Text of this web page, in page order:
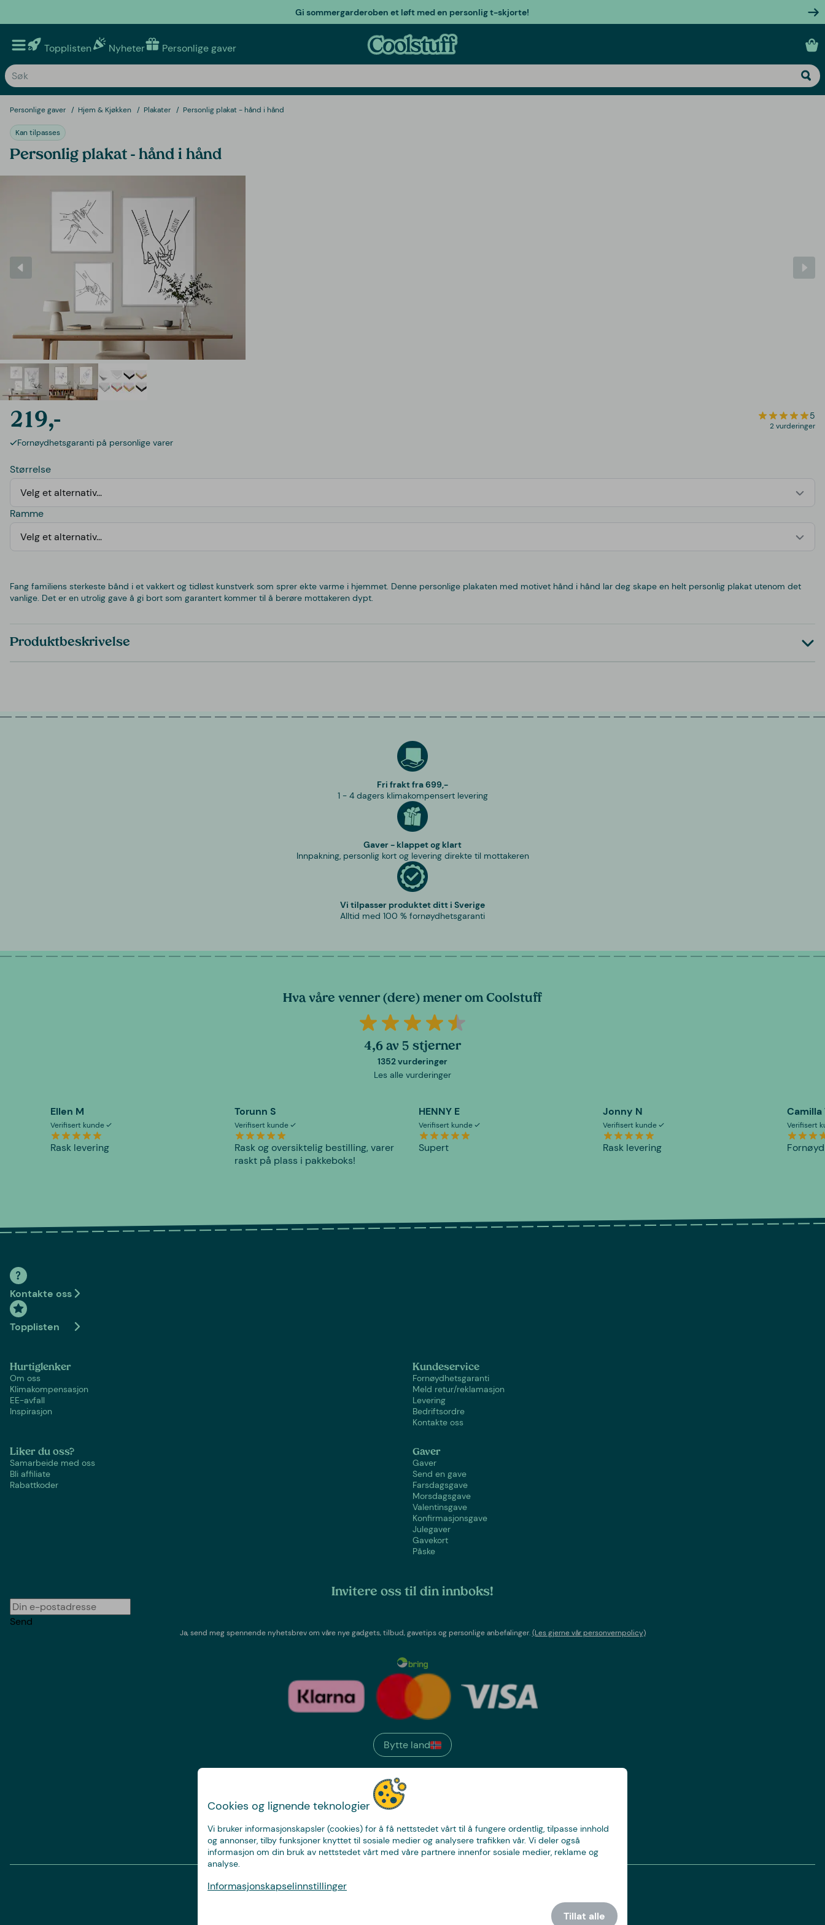
Cookies og lignende teknologier
Vi bruker informasjonskapsler (cookies) for å få nettstedet vårt til å fungere ordentlig, tilpasse innhold
og annonser, tilby funksjoner knyttet til sosiale medier og analysere trafikken vår. Vi deler også
informasjon om din bruk av nettstedet vårt med våre partnere innenfor sosiale medier, reklame og
analyse.
Informasjonskapselinnstillinger
Tillat alle
Gi sommergarderoben et løft med en personlig t-skjorte!
Topplisten Nyheter Personlige gaver
Personlige gaver Hjem & Kjøkken Plakater Personlig plakat - hånd i hånd
Kan tilpasses
Personlig plakat - hånd i hånd
219,- 5
2 vurderinger
Fornøydhetsgaranti på personlige varer
Størrelse
Velg et alternativ...
Ramme
Velg et alternativ...
Fang familiens sterkeste bånd i et vakkert og tidløst kunstverk som sprer ekte varme i hjemmet. Denne personlige plakaten med motivet hånd i hånd lar deg skape en helt personlig plakat utenom det
vanlige. Det er en utrolig gave å gi bort som garantert kommer til å berøre mottakeren dypt.
Produktbeskrivelse
Fri frakt fra 699,-
1 - 4 dagers klimakompensert levering
Gaver - klappet og klart
Innpakning, personlig kort og levering direkte til mottakeren
Vi tilpasser produktet ditt i Sverige
Alltid med 100 % fornøydhetsgaranti
Hva våre venner (dere) mener om Coolstuff
4,6 av 5 stjerner
1352 vurderinger
Les alle vurderinger
Ellen M
Verifisert kunde
Rask levering
Torunn S
Verifisert kunde
Rask og oversiktelig bestilling, varer
raskt på plass i pakkeboks!
HENNY E
Verifisert kunde
Supert
Jonny N
Verifisert kunde
Rask levering
Camilla
Verifisert
Fornøyd
Kontakte oss
Topplisten
Hurtiglenker
Om oss
Klimakompensasjon
EE-avfall
Inspirasjon
Kundeservice
Fornøydhetsgaranti
Meld retur/reklamasjon
Levering
Bedriftsordre
Kontakte oss
Liker du oss?
Samarbeide med oss
Bli affiliate
Rabattkoder
Gaver
Gaver
Send en gave
Farsdagsgave
Morsdagsgave
Valentinsgave
Konfirmasjonsgave
Julegaver
Gavekort
Påske
Invitere oss til din innboks!
Send
Ja, send meg spennende nyhetsbrev om våre nye gadgets, tilbud, gavetips og personlige anbefalinger.(Les gjerne vår personvernpolicy)
Bytte land